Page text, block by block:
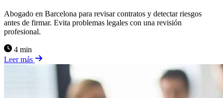
Abogado en Barcelona para revisar contratos y detectar riesgos
antes de firmar. Evita problemas legales con una revisión
profesional.
4 min
Leer más